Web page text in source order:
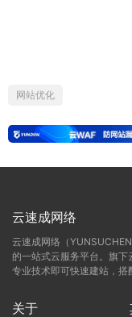
网站优化
云速成网络
云速成网络（
的一站式云服务平台。旗
专业技术即可快速建站，搭
关于